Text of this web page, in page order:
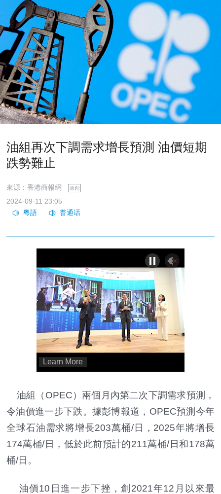
油組再次下調需求增長預測 油價短期
跌勢難止
來源：香港商報網 原創
2024-09-11 23:05
油組（OPEC）兩個月內第二次下調需求預測，
令油價進一步下跌。據彭博報道，OPEC預測今年
全球石油需求將增長203萬桶/日，2025年將增長
174萬桶/日，低於此前預計的211萬桶/日和178萬
桶/日。
油價10日進一步下挫，創2021年12月以來最